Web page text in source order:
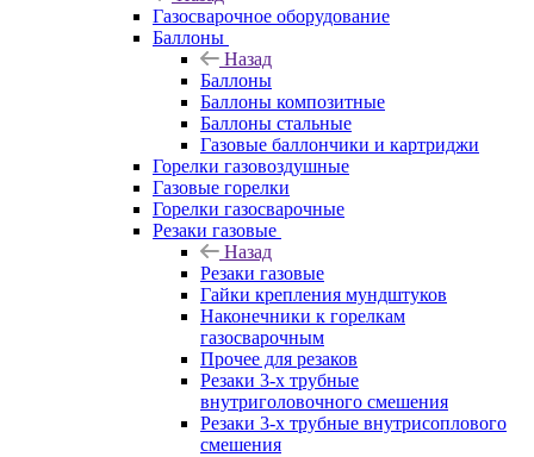
Газосварочное оборудование
Баллоны
Назад
Баллоны
Баллоны композитные
Баллоны стальные
Газовые баллончики и картриджи
Горелки газовоздушные
Газовые горелки
Горелки газосварочные
Резаки газовые
Назад
Резаки газовые
Гайки крепления мундштуков
Наконечники к горелкам
газосварочным
Прочее для резаков
Резаки 3-х трубные
внутриголовочного смешения
Резаки 3-х трубные внутрисоплового
смешения